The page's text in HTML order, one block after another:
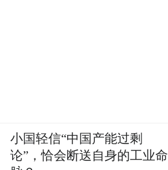
小国轻信“中国产能过剩
论”，恰会断送自身的工业命